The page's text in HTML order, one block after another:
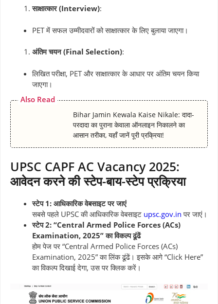
साक्षात्कार (Interview):
PET में सफल उम्मीदवारों को साक्षात्कार के लिए बुलाया जाएगा।
अंतिम चयन (Final Selection):
लिखित परीक्षा, PET और साक्षात्कार के आधार पर अंतिम चयन किया
जाएगा।
Also Read
Bihar Jamin Kewala Kaise Nikale: दादा-
परदादा का पुराना केवाला ऑनलाइन निकालने का
आसान तरीका, यहाँ जानें पूरी प्रक्रिया!
UPSC CAPF AC Vacancy 2025:
आवेदन करने की स्टेप-बाय-स्टेप प्रक्रिया
स्टेप 1: आधिकारिक वेबसाइट पर जाएं
सबसे पहले UPSC की आधिकारिक वेबसाइट upsc.gov.in पर जाएं।
स्टेप 2: “Central Armed Police Forces (ACs)
Examination, 2025” का विकल्प ढूंढें
होम पेज पर “Central Armed Police Forces (ACs)
Examination, 2025” का लिंक ढूंढें। इसके आगे “Click Here”
का विकल्प दिखाई देगा, उस पर क्लिक करें।